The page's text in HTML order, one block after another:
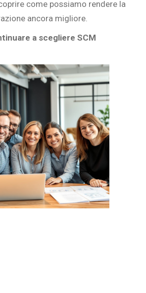
come possiamo rendere la
ancora migliore.
a scegliere SCM